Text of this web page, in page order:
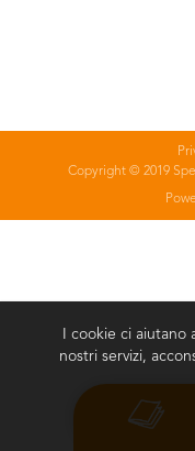
Copyright © 2019
I cookie ci aiutano
nostri servizi,